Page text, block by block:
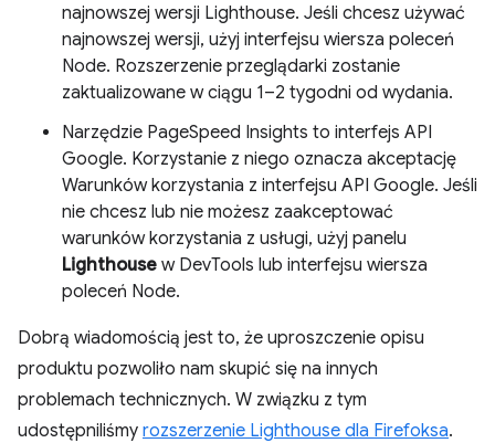
najnowszej wersji Lighthouse. Jeśli chcesz używać
najnowszej wersji, użyj interfejsu wiersza poleceń
Node. Rozszerzenie przeglądarki zostanie
zaktualizowane w ciągu 1–2 tygodni od wydania.
Narzędzie PageSpeed Insights to interfejs API
Google. Korzystanie z niego oznacza akceptację
Warunków korzystania z interfejsu API Google. Jeśli
nie chcesz lub nie możesz zaakceptować
warunków korzystania z usługi, użyj panelu
Lighthouse w DevTools lub interfejsu wiersza
poleceń Node.
Dobrą wiadomością jest to, że uproszczenie opisu
produktu pozwoliło nam skupić się na innych
problemach technicznych. W związku z tym
udostępniliśmy rozszerzenie Lighthouse dla Firefoksa.